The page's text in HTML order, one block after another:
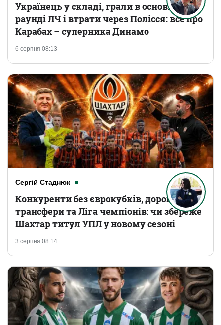
6 серпня 08:13
Українець у складі, грали в основному
раунді ЛЧ і втрати через Полісся: все про
Карабах – суперника Динамо
Сергій Стаднюк
3 серпня 08:14
Конкуренти без єврокубків, дорогі
трансфери та Ліга чемпіонів: чи збереже
Шахтар титул УПЛ у новому сезоні